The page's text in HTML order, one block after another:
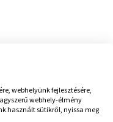
webhelyünk fejlesztésére,
webhely-élmény
használt sütikről, nyissa meg